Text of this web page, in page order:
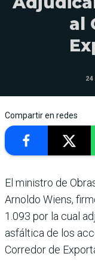
al
Compartir en redes
El ministro de
Arnoldo Wiens,
1.093 por la cual
asfáltica de los
Corredor de